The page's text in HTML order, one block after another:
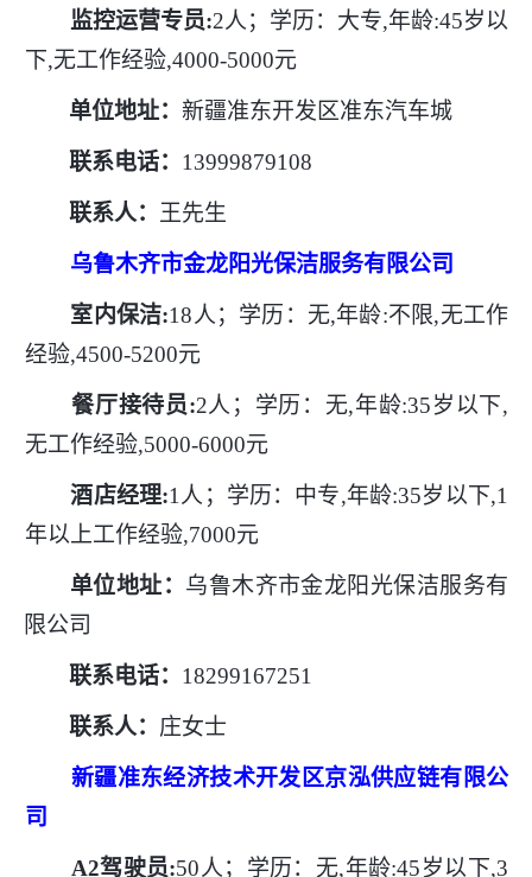
监控运营专员:2人；学历：大专,年龄:45岁以
下,无工作经验,4000-5000元
单位地址： 新疆准东开发区准东汽车城
联系电话： 13999879108
联系人： 王先生
乌鲁木齐市金龙阳光保洁服务有限公司
室内保洁:18人；学历：无,年龄:不限,无工作
经验,4500-5200元
餐厅接待员:2人；学历：无,年龄:35岁以下,
无工作经验,5000-6000元
酒店经理:1人；学历：中专,年龄:35岁以下,1
年以上工作经验,7000元
单位地址： 乌鲁木齐市金龙阳光保洁服务有
限公司
联系电话： 18299167251
联系人： 庄女士
新疆准东经济技术开发区京泓供应链有限公
司
A2驾驶员:50人；学历：无,年龄:45岁以下,3